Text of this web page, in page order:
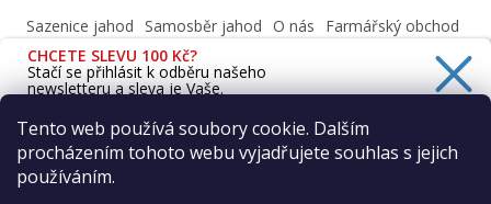
Tento web používá soubory cookie. Dalším
procházením tohoto webu vyjadřujete souhlas s jejich
používáním.
Sazenice jahod Samosběr jahod O nás
Farmářský obchod
Obchodní podmínky
Informace o ochraně osobních údajů dle GDPR
Cafenavysluni.cz - Objednat a vyzvednout
CHCETE SLEVU 100 Kč?
Stačí se přihlásit k odběru našeho
newsletteru a sleva je Vaše.
Ano, chci se přihlásit